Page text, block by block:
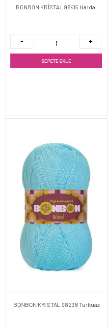
BONBON KRİSTAL 98415 Hardal
SEPETE EKLE
BONBON KRİSTAL 98238 Turkuaz